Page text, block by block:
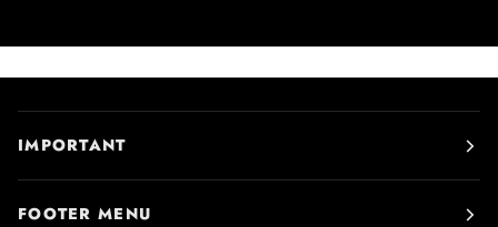
IMPORTANT
FOOTER MENU